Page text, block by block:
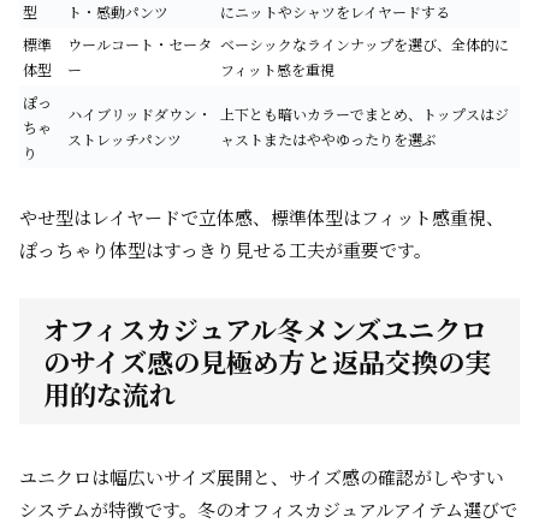
型
ト・感動パンツ
にニットやシャツをレイヤードする
標準
体型
ウールコート・セータ
ー
ベーシックなラインナップを選び、全体的に
フィット感を重視
ぽっ
ちゃ
り
ハイブリッドダウン・
ストレッチパンツ
上下とも暗いカラーでまとめ、トップスはジ
ャストまたはややゆったりを選ぶ
やせ型はレイヤードで立体感、標準体型はフィット感重視、
ぽっちゃり体型はすっきり見せる工夫が重要です。
オフィスカジュアル冬メンズユニクロ
のサイズ感の見極め方と返品交換の実
用的な流れ
ユニクロは幅広いサイズ展開と、サイズ感の確認がしやすい
システムが特徴です。冬のオフィスカジュアルアイテム選びで